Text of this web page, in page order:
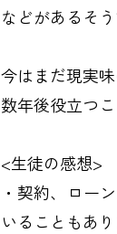
などがあるそう
今はまだ現実
数年後役立つ
<生徒の感想>
・ 契約、ロー
いることもあ